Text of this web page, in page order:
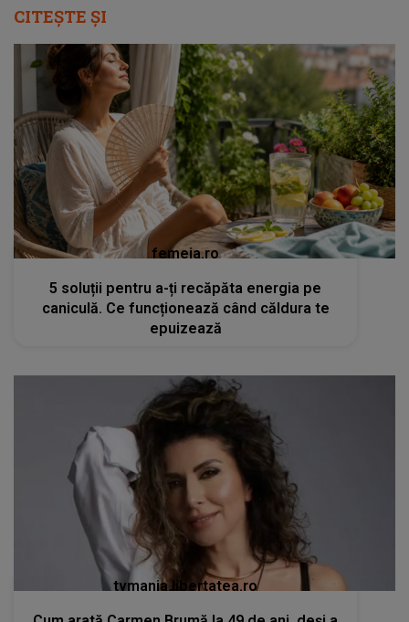
CITEȘTE ȘI
femeia.ro
5 soluții pentru a-ți recăpăta energia pe
caniculă. Ce funcționează când căldura te
epuizează
tvmania.libertatea.ro